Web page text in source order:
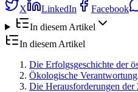
X LinkedIn Facebook
In diesem Artikel
In diesem Artikel
Die Erfolgsgeschichte der
Ökologische
Die Herausforderungen